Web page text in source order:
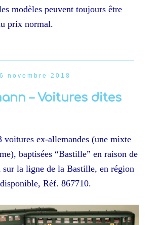
modèles peuvent toujours être
prix normal.
novembre 2018
– Voitures dites
voitures ex-allemandes (une mixte
baptisées “Bastille” en raison de
la ligne de la Bastille, en région
Réf. 867710.